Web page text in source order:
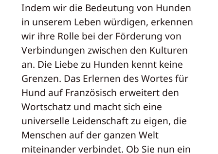
Indem wir die Bedeutung von Hunden
in unserem Leben würdigen, erkennen
wir ihre Rolle bei der Förderung von
Verbindungen zwischen den Kulturen
an. Die Liebe zu Hunden kennt keine
Grenzen. Das Erlernen des Wortes für
Hund auf Französisch erweitert den
Wortschatz und macht sich eine
universelle Leidenschaft zu eigen, die
Menschen auf der ganzen Welt
miteinander verbindet. Ob Sie nun ein